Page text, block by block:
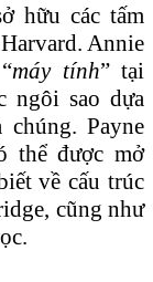
hữu các tấm
Annie
máy tính” tại
ngôi sao dựa
Payne
thể được mở
về cấu trúc
cũng như